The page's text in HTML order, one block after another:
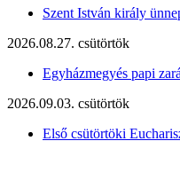
Szent István király
2026.08.27. csütörtök
Egyházmegyés papi
2026.09.03. csütörtök
Első csütörtöki